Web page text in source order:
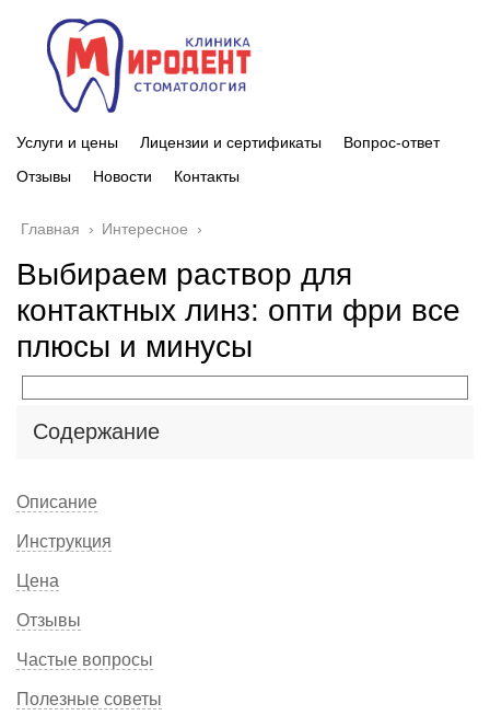
Услуги и цены Лицензии и сертификаты
Вопрос-ответ
Отзывы
Новости Контакты
Главная › Интересное ›
Выбираем раствор для
контактных линз: опти фри все
плюсы и минусы
Содержание
Описание
Инструкция
Цена
Отзывы
Частые вопросы
Полезные советы